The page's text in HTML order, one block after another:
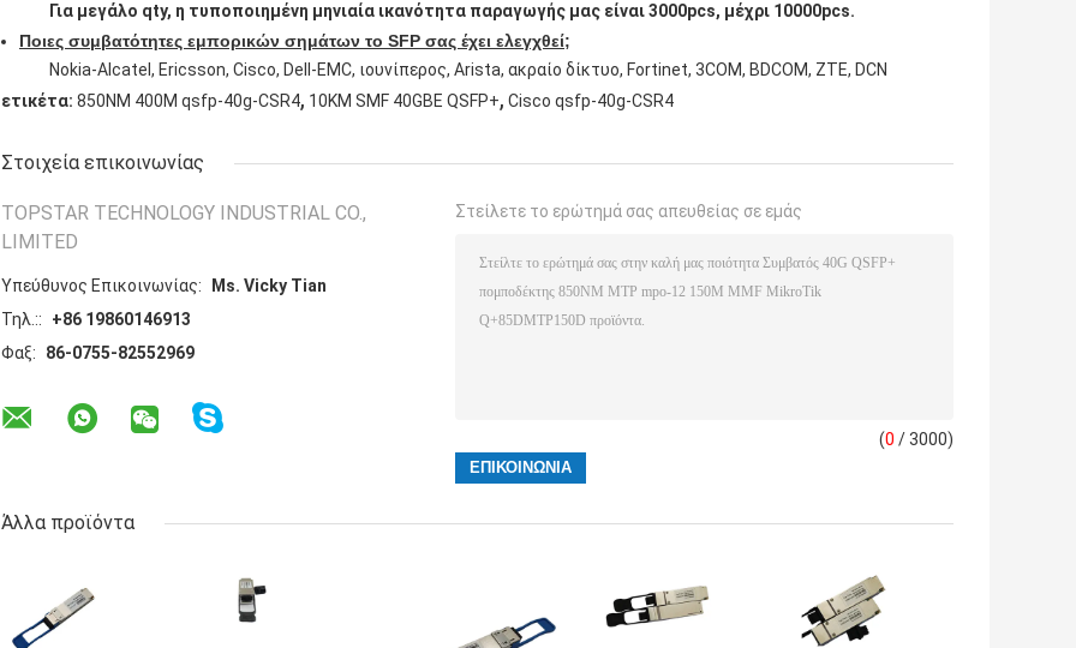
Για μεγάλο qty, η τυποποιημένη μηνιαία ικανότητα παραγωγής μας είναι 3000pcs, μέχρι 10000pcs.
Ποιες συμβατότητες εμπορικών σημάτων το SFP σας έχει ελεγχθεί;
Nokia-Alcatel, Ericsson, Cisco, Dell-EMC, ιουνίπερος, Arista, ακραίο δίκτυο, Fortinet, 3COM, BDCOM, ZTE, DCN
ετικέτα: 850NM 400M qsfp-40g-CSR4, 10KM SMF 40GBE QSFP+, Cisco qsfp-40g-CSR4
Στοιχεία επικοινωνίας
TOPSTAR TECHNOLOGY INDUSTRIAL CO.,
LIMITED
Υπεύθυνος Επικοινωνίας:
Ms. Vicky Tian
Τηλ.::
+86 19860146913
Φαξ:
86-0755-82552969
Στείλετε το ερώτημά σας απευθείας σε εμάς
(0 / 3000)
Άλλα προϊόντα